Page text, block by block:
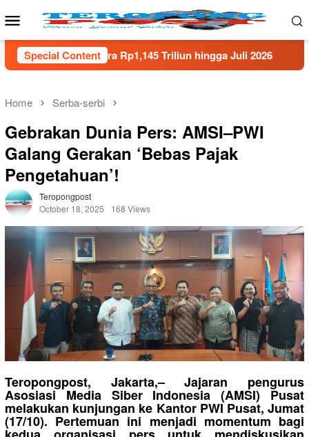
to
Mobile
Menu
Special Content
Triliun hingga Juli 2026 DPRD Lampung Selatan
Home Serba-serbi
Gebrakan Dunia Pers: AMSI–PWI
Galang Gerakan ‘Bebas Pajak
Pengetahuan’!
Teropongpost
October 18, 2025
168 Views
Teropongpost, Jakarta,– Jajaran pengurus
Asosiasi Media Siber Indonesia (AMSI) Pusat
melakukan kunjungan ke Kantor PWI Pusat, Jumat
(17/10). Pertemuan ini menjadi momentum bagi